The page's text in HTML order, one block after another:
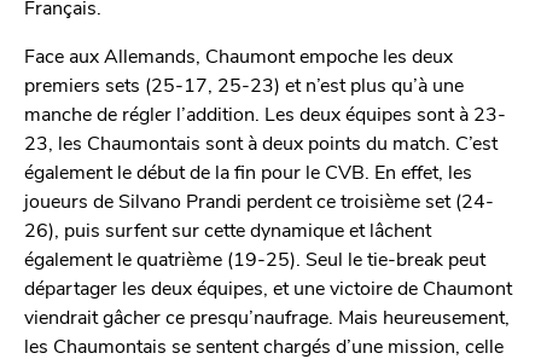
Français.
Face aux Allemands, Chaumont empoche les deux
premiers sets (25-17, 25-23) et n’est plus qu’à une
manche de régler l’addition. Les deux équipes sont à 23-
23, les Chaumontais sont à deux points du match. C’est
également le début de la fin pour le CVB. En effet, les
joueurs de Silvano Prandi perdent ce troisième set (24-
26), puis surfent sur cette dynamique et lâchent
également le quatrième (19-25). Seul le tie-break peut
départager les deux équipes, et une victoire de Chaumont
viendrait gâcher ce presqu’naufrage. Mais heureusement,
les Chaumontais se sentent chargés d’une mission, celle